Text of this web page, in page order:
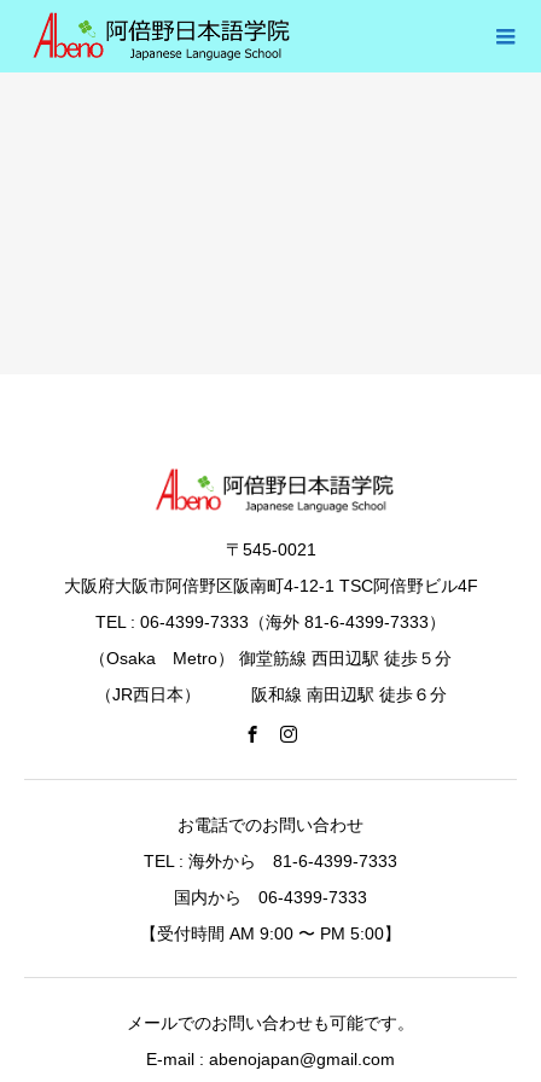
〒545-0021
大阪府大阪市阿倍野区阪南町4-12-1 TSC阿倍野ビル4F
TEL : 06-4399-7333（海外 81-6-4399-7333）
（Osaka Metro） 御堂筋線 西田辺駅 徒歩５分
（JR西日本） 阪和線 南田辺駅 徒歩６分
お電話でのお問い合わせ
TEL : 海外から 81-6-4399-7333
国内から 06-4399-7333
【受付時間 AM 9:00 〜 PM 5:00】
メールでのお問い合わせも可能です。
E-mail : abenojapan@gmail.com